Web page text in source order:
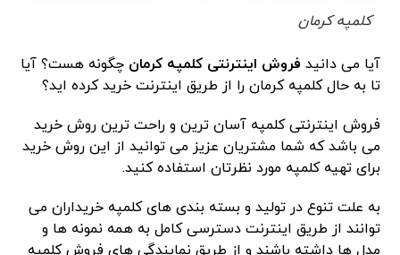
کلمپه کرمان
آیا می دانید فروش اینترنتی کلمپه کرمان چگونه هست؟ آیا
تا به حال کلمپه کرمان را از طریق اینترنت خرید کرده اید؟
فروش اینترنتی کلمپه آسان ترین و راحت ترین روش خرید
می باشد که شما مشتریان عزیز می توانید از این روش خرید
برای تهیه کلمپه مورد نظرتان استفاده کنید.
به علت تنوع در تولید و بسته بندی های کلمپه خریداران می
توانند از طریق اینترنت دسترسی کامل به همه نمونه ها و
مدل ها داشته باشند و از طریق نمایندگی های فروش کلمپه